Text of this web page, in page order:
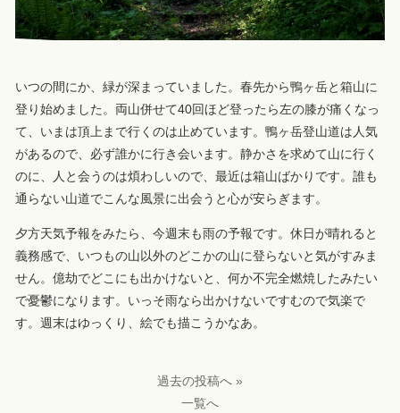
いつの間にか、緑が深まっていました。春先から鴨ヶ岳と箱山に
登り始めました。両山併せて40回ほど登ったら左の膝が痛くなっ
て、いまは頂上まで行くのは止めています。鴨ヶ岳登山道は人気
があるので、必ず誰かに行き会います。静かさを求めて山に行く
のに、人と会うのは煩わしいので、最近は箱山ばかりです。誰も
通らない山道でこんな風景に出会うと心が安らぎます。
夕方天気予報をみたら、今週末も雨の予報です。休日が晴れると
義務感で、いつもの山以外のどこかの山に登らないと気がすみま
せん。億劫でどこにも出かけないと、何か不完全燃焼したみたい
で憂鬱になります。いっそ雨なら出かけないですむので気楽で
す。週末はゆっくり、絵でも描こうかなあ。
過去の投稿へ »
一覧へ